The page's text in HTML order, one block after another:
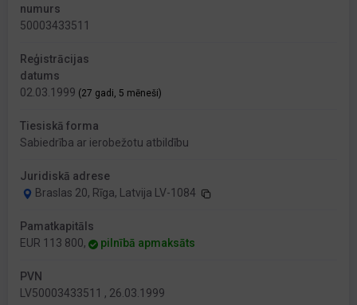
numurs
50003433511
Reģistrācijas
datums
02.03.1999 (27 gadi, 5 mēneši)
Tiesiskā forma
Sabiedrība ar ierobežotu atbildību
Juridiskā adrese
Braslas 20, Rīga, Latvija LV-1084
Pamatkapitāls
EUR 113 800,
pilnībā apmaksāts
PVN
LV50003433511 , 26.03.1999